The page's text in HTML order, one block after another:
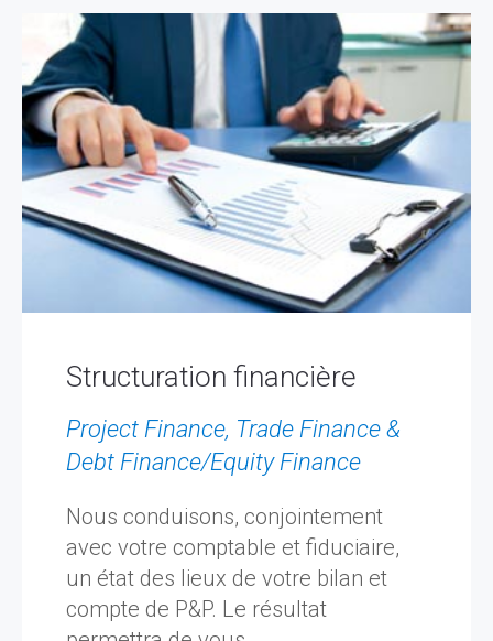
Structuration financière
Project Finance, Trade Finance &
Debt Finance/Equity Finance
Nous conduisons, conjointement
avec votre comptable et fiduciaire,
un état des lieux de votre bilan et
compte de P&P. Le résultat